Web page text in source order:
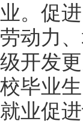
。促
动力
开发
毕业
业促